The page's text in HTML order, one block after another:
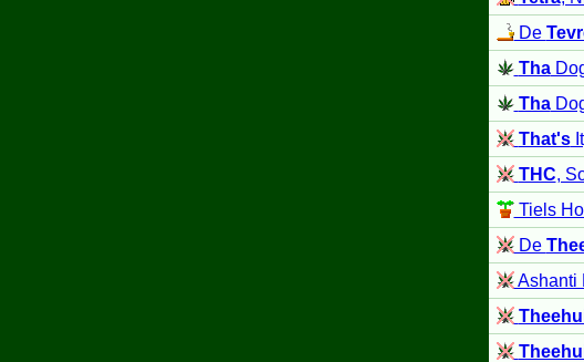
De
Tha
Tha
That's
THC,
Tiels
De
Ashanti